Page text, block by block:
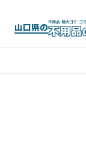
山口県の